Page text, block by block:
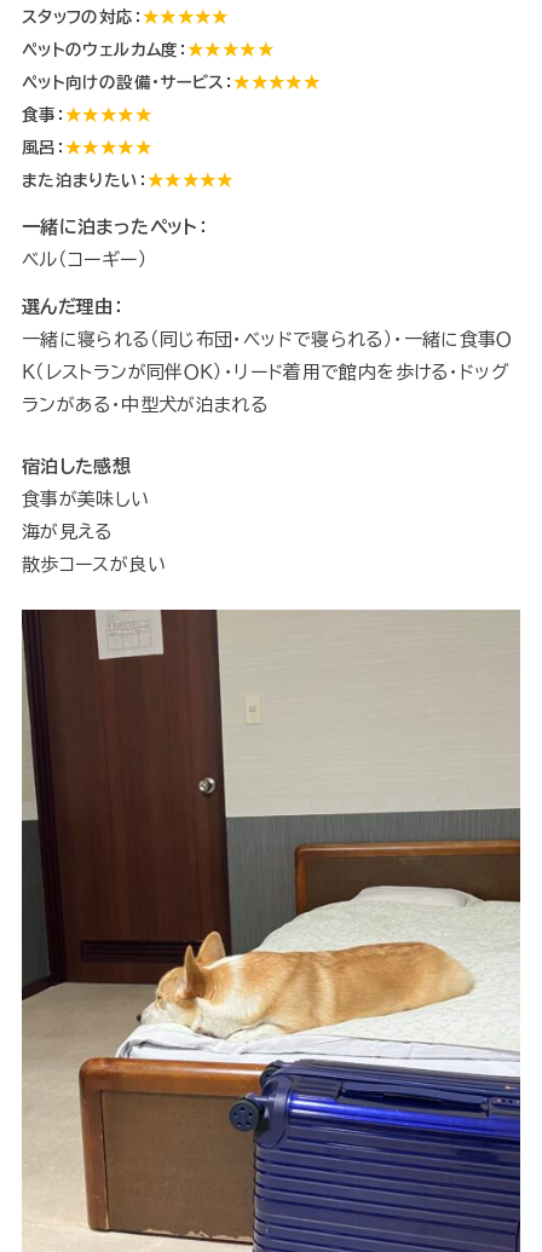
スタッフの対応： ★★★★★
ペットのウェルカム度：★★★★★
ペット向けの設備・サービス：★★★★★
食事：★★★★★
風呂：★★★★★
また泊まりたい： ★★★★★
一緒に泊まったペット：
ベル（コーギー）
選んだ理由：
一緒に寝られる（同じ布団・ベッドで寝られる）・一緒に食事Ｏ
Ｋ（レストランが同伴ＯＫ）・リード着用で館内を歩ける・ドッグ
ランがある・中型犬が泊まれる
宿泊した感想
食事が美味しい
海が見える
散歩コースが良い